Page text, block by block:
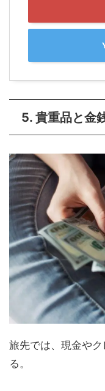
5. 貴重品と金
旅先では、現金や
る。